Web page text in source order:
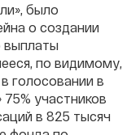
было
о создании
по видимому,
голосовании в
участников
в 825 тысяч